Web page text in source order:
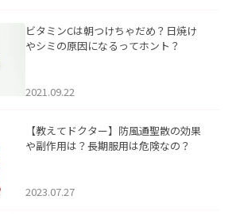
ビタミンCは朝つけちゃだめ？日焼け
やシミの原因になるってホント？
2021.09.22
【教えてドクター】防風通聖散の効果
や副作用は？長期服用は危険なの？
2023.07.27